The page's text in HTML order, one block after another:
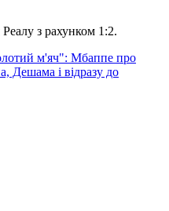
з рахунком 1:2.
м'яч": Мбаппе про
Дешама і відразу до